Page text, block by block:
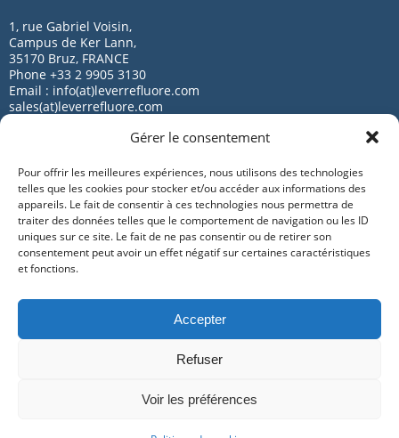
Gérer le consentement
Pour offrir les meilleures expériences, nous utilisons des technologies
telles que les cookies pour stocker et/ou accéder aux informations des
appareils. Le fait de consentir à ces technologies nous permettra de
traiter des données telles que le comportement de navigation ou les ID
uniques sur ce site. Le fait de ne pas consentir ou de retirer son
consentement peut avoir un effet négatif sur certaines caractéristiques
et fonctions.
Accepter
Refuser
Voir les préférences
1, rue Gabriel Voisin,
Campus de Ker Lann,
35170 Bruz, FRANCE
Phone +33 2 9905 3130
Email : info(at)leverrefluore.com
sales(at)leverrefluore.com
© Le Verre Fluoré – All rights reserved
Legal Terms